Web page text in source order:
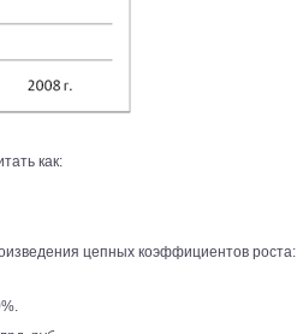
как:
цепных коэффициентов роста: